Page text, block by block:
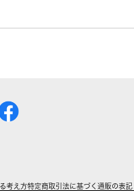
考え方特定商取引法に基づく通販の表記